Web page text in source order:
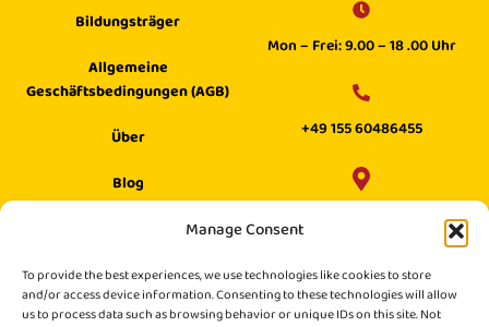
Manage Consent
To provide the best experiences, we use technologies like cookies to store
and/or access device information. Consenting to these technologies will allow
us to process data such as browsing behavior or unique IDs on this site. Not
Bildungsträger
Allgemeine
Geschäftsbedingungen (AGB)
Über
Blog
Mon – Frei: 9.00 – 18 .00 Uhr
+49 155 60486455
Philippstraße 27, 52349 Düren,
Germany